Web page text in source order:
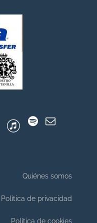
Quiénes somos
Política de privacidad
Política de cookies